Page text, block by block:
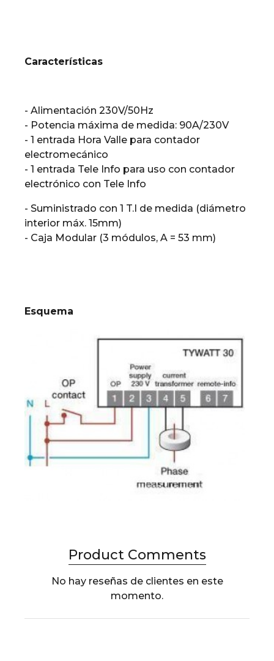
Características
- Alimentación 230V/50Hz
- Potencia máxima de medida: 90A/230V
- 1 entrada Hora Valle para contador
electromecánico
- 1 entrada Tele Info para uso con contador
electrónico con Tele Info
- Suministrado con 1 T.I de medida (diámetro
interior máx. 15mm)
- Caja Modular (3 módulos, A = 53 mm)
Esquema
Product Comments
No hay reseñas de clientes en este
momento.